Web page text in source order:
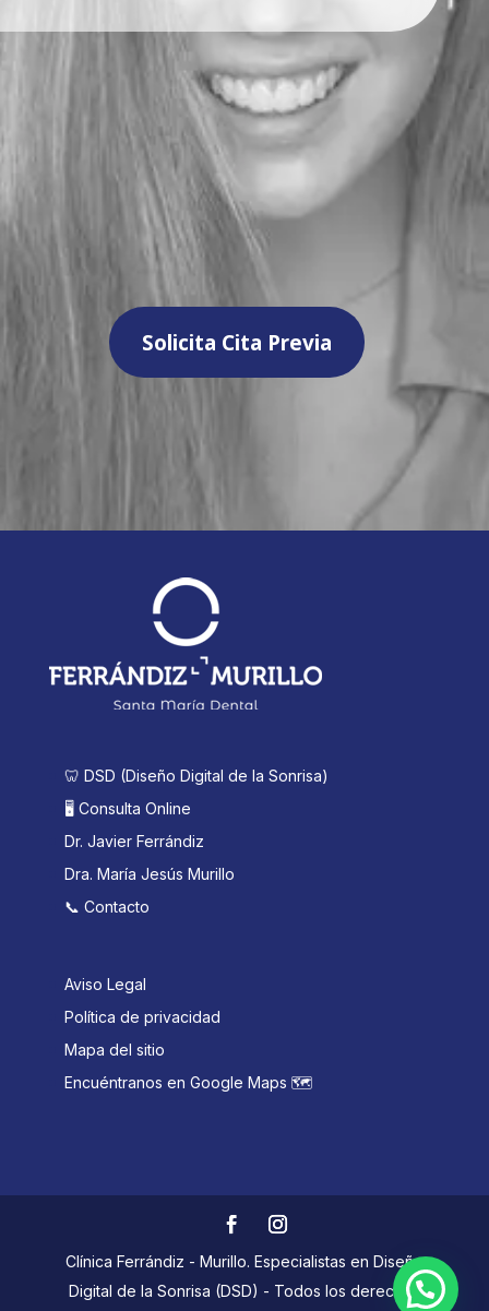
Solicita Cita Previa
🦷 DSD (Diseño Digital de la Sonrisa)
🖥️ Consulta Online
Dr. Javier Ferrándiz
Dra. María Jesús Murillo
📞 Contacto
Aviso Legal
Política de privacidad
Mapa del sitio
Encuéntranos en Google Maps 🗺️
Clínica Ferrándiz - Murillo. Especialistas en Diseño
Digital de la Sonrisa (DSD) - Todos los derechos